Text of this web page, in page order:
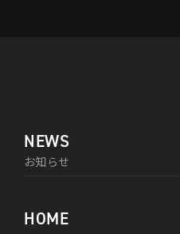
NEWS
お知らせ
HOME